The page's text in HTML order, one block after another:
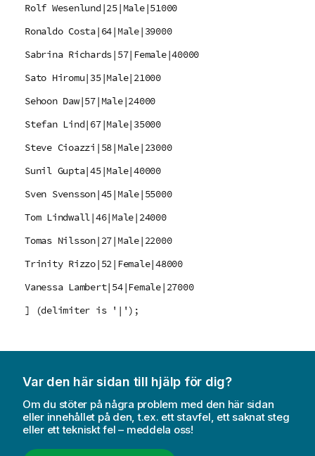
Rolf Wesenlund|25|Male|51000
Ronaldo Costa|64|Male|39000
Sabrina Richards|57|Female|40000
Sato Hiromu|35|Male|21000
Sehoon Daw|57|Male|24000
Stefan Lind|67|Male|35000
Steve Cioazzi|58|Male|23000
Sunil Gupta|45|Male|40000
Sven Svensson|45|Male|55000
Tom Lindwall|46|Male|24000
Tomas Nilsson|27|Male|22000
Trinity Rizzo|52|Female|48000
Vanessa Lambert|54|Female|27000
] (delimiter is '|');
Var den här sidan till hjälp för dig?
Om du stöter på några problem med den här sidan
eller innehållet på den, t.ex. ett stavfel, ett saknat steg
eller ett tekniskt fel – meddela oss!